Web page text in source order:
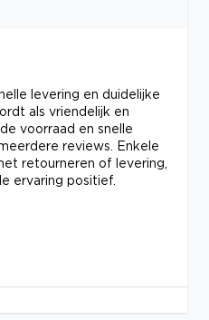
levering en duidelijke
als vriendelijk en
voorraad en snelle
reviews. Enkele
retourneren of levering,
ervaring positief.